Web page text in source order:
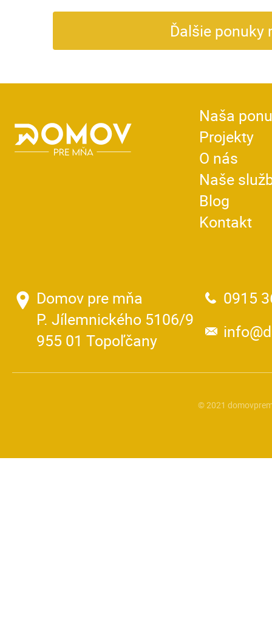
Ďalšie ponuky
Naša
Projekty
O nás
Naše
Blog
Kontakt
Domov pre mňa
P. Jílemnického 5106/9
955 01 Topoľčany
0915
© 2021